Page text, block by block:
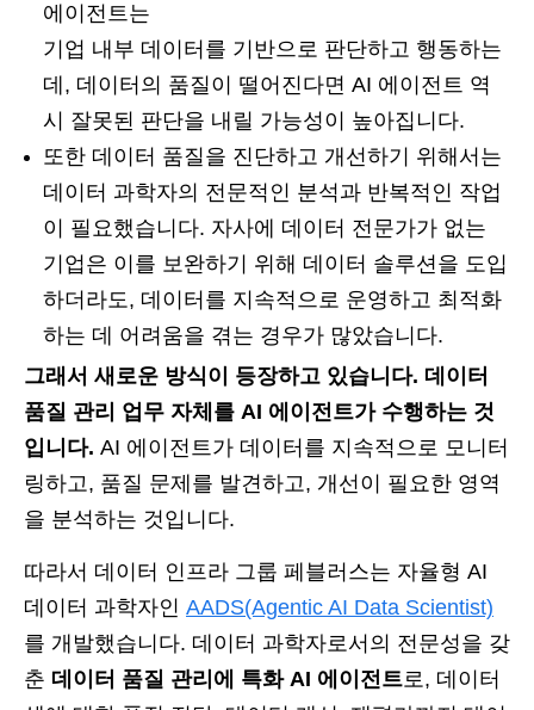
에이전트는
기업 내부 데이터를 기반으로 판단하고 행동하는
데, 데이터의 품질이 떨어진다면 AI 에이전트 역
시 잘못된 판단을 내릴 가능성이 높아집니다.
또한 데이터 품질을 진단하고 개선하기 위해서는
데이터 과학자의 전문적인 분석과 반복적인 작업
이 필요했습니다. 자사에 데이터 전문가가 없는
기업은 이를 보완하기 위해 데이터 솔루션을 도입
하더라도, 데이터를 지속적으로 운영하고 최적화
하는 데 어려움을 겪는 경우가 많았습니다.
그래서 새로운 방식이 등장하고 있습니다. 데이터
품질 관리 업무 자체를 AI 에이전트가 수행하는 것
입니다. AI 에이전트가 데이터를 지속적으로 모니터
링하고, 품질 문제를 발견하고, 개선이 필요한 영역
을 분석하는 것입니다.
따라서 데이터 인프라 그룹 페블러스는 자율형 AI
데이터 과학자인 AADS(Agentic AI Data Scientist)
를 개발했습니다. 데이터 과학자로서의 전문성을 갖
춘 데이터 품질 관리에 특화 AI 에이전트로, 데이터